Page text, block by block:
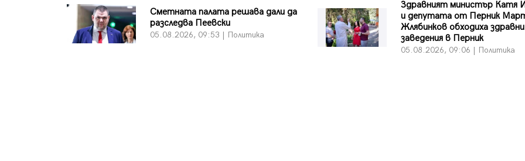
Сметната палата решава дали да
разследва Пеевски
05.08.2026, 09:53 | Политика
Здравният министър Катя
и депутата от Перник
Жлябинков обходиха здравни
заведения в Перник
05.08.2026, 09:06 | Политика